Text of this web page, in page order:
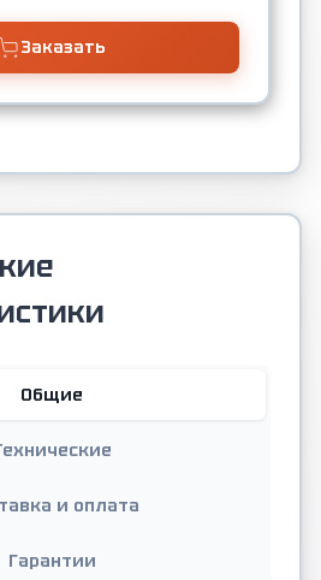
Заказать
Общие
и оплата
Гарантии